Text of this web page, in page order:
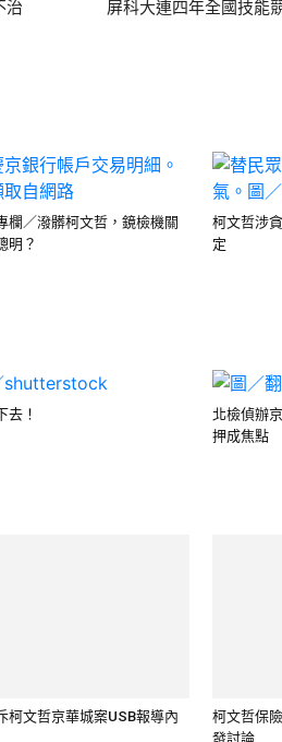
治
屏科大連四年全國技
欄／潑髒柯文哲，鏡檢機關
明？
柯文哲涉
定
去！
北檢偵辦
押成焦點
調查持續